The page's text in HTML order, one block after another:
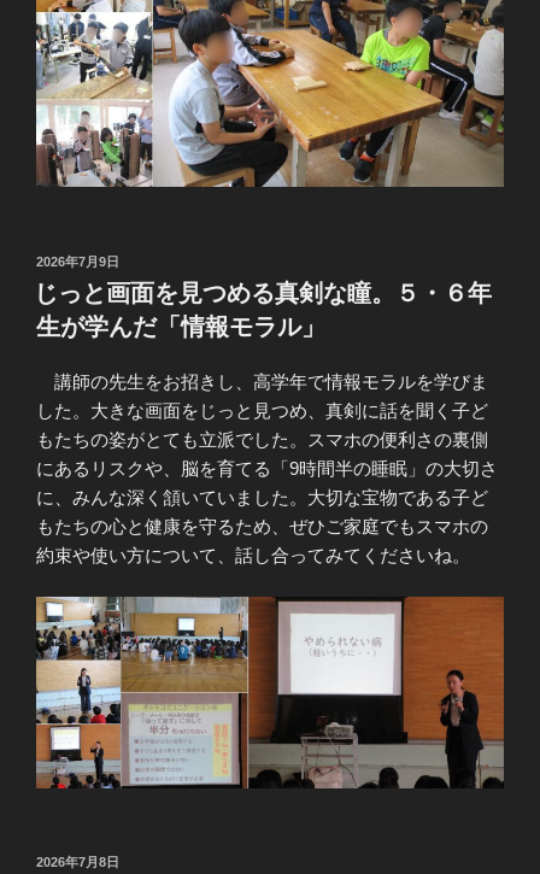
投
稿
日:
2026年7月9日
じっと画面を見つめる真剣な瞳。５・６年
生が学んだ「情報モラル」
講師の先生をお招きし、高学年で情報モラルを学びま
した。大きな画面をじっと見つめ、真剣に話を聞く子ど
もたちの姿がとても立派でした。スマホの便利さの裏側
にあるリスクや、脳を育てる「9時間半の睡眠」の大切さ
に、みんな深く頷いていました。大切な宝物である子ど
もたちの心と健康を守るため、ぜひご家庭でもスマホの
約束や使い方について、話し合ってみてくださいね。
投
2026年7月8日